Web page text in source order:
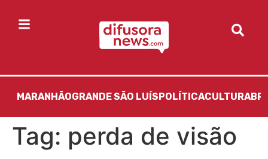
MARANHÃOGRANDE SÃO LUÍS POLÍTICACULTURA
Tag: perda de visão